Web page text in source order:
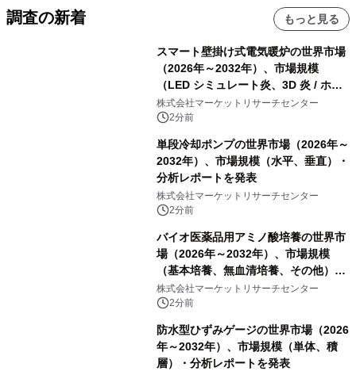
調査の新着 もっと見る
スマート壁掛け式電気暖炉の世界市場
（2026年～2032年）、市場規模
（LED シミュレート炎、3D 炎 / ホロ
グラフィック効果、水ミスト炎）・分
析レポートを発表
株式会社マーケットリサーチセンター
2分前
単段冷却ポンプの世界市場（2026年～
2032年）、市場規模（水平、垂直）・
分析レポートを発表
株式会社マーケットリサーチセンター
2分前
バイオ医薬品用アミノ酸培養の世界市
場（2026年～2032年）、市場規模
（基本培養、無血清培養、その他）・
分析レポートを発表
株式会社マーケットリサーチセンター
2分前
防水型ひずみゲージの世界市場（2026
年～2032年）、市場規模（単体、積
層）・分析レポートを発表